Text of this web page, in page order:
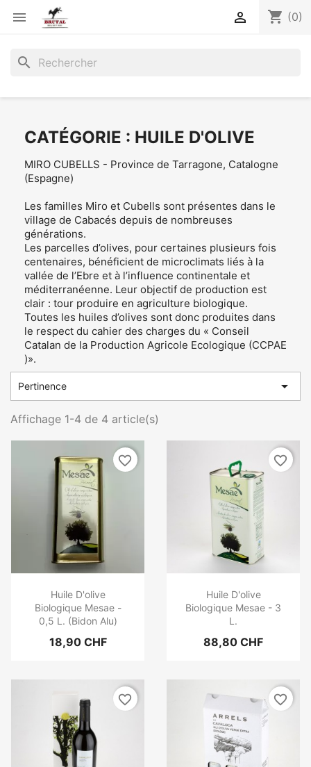
 shopping_cart (0)

search
CATÉGORIE : HUILE D'OLIVE
MIRO CUBELLS - Province de Tarragone, Catalogne
(Espagne)
Les familles Miro et Cubells sont présentes dans le
village de Cabacés depuis de nombreuses
générations.
Les parcelles d’olives, pour certaines plusieurs fois
centenaires, bénéficient de microclimats liés à la
vallée de l’Ebre et à l’influence continentale et
méditerranéenne. Leur objectif de production est
clair : tour produire en agriculture biologique.
Toutes les huiles d’olives sont donc produites dans
le respect du cahier des charges du « Conseil
Catalan de la Production Agricole Ecologique (CCPAE
)».
Pertinence 
Affichage 1-4 de 4 article(s)
Huile D'olive
Biologique Mesae -
0,5 L. (Bidon Alu)
18,90 CHF
favorite_border
Huile D'olive
Biologique Mesae - 3
L.
88,80 CHF
favorite_border
favorite_border favorite_border